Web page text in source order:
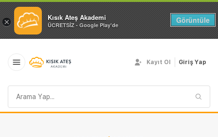
× Kısık Ateş Akademi
ÜCRETSİZ - Google Play'de
Görüntüle
sorgusu
Kayıt Ol Giriş Yap